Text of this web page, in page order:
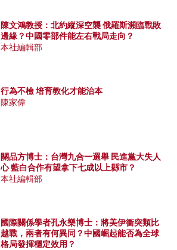
陳文鴻教授：北約縱深空襲 俄羅斯瀕臨戰敗
邊緣？中國零部件能左右戰局走向？
本社編輯部
行為不檢 培育教化才能治本
陳家偉
關品方博士：台灣九合一選舉 民進黨大失人
心 藍白合作有望拿下七成以上縣市？
本社編輯部
國際關係學者孔永樂博士：將美伊衝突類比
越戰，兩者有何異同？中國崛起能否為全球
格局發揮穩定效用？